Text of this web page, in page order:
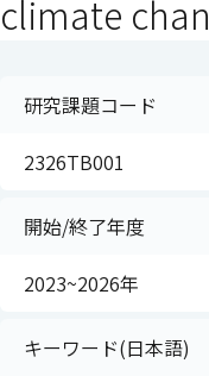
climate
研究課題コード
2326TB001
開始/終了年度
2023~2026年
キーワード(日本語)